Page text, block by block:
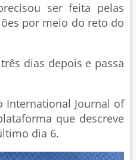
ser feita pelas
por meio do reto do
dias depois e passa
International Journal of
que descreve
dia 6.